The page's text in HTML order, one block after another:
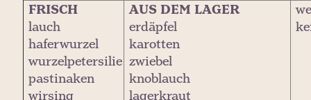
FRISCH
lauch
haferwurzel
wurzelpetersilie
pastinaken
AUS DEM LAGER
erdäpfel
karotten
zwiebel
knoblauch